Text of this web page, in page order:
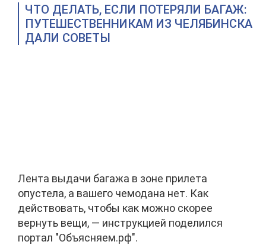
ЧТО ДЕЛАТЬ, ЕСЛИ ПОТЕРЯЛИ БАГАЖ:
ПУТЕШЕСТВЕННИКАМ ИЗ ЧЕЛЯБИНСКА
ДАЛИ СОВЕТЫ
Лента выдачи багажа в зоне прилета
опустела, а вашего чемодана нет. Как
действовать, чтобы как можно скорее
вернуть вещи, — инструкцией поделился
портал "Объясняем.рф".